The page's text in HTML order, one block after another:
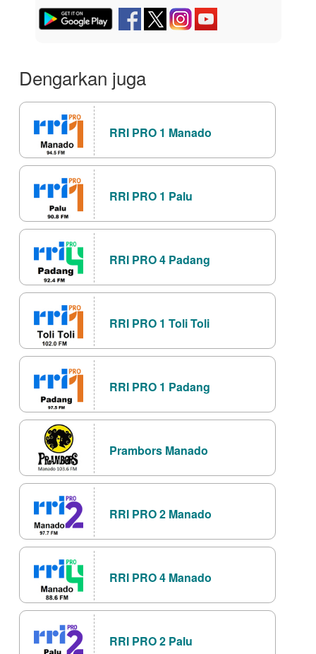
Dengarkan juga
RRI PRO 1 Manado
RRI PRO 1 Palu
RRI PRO 4 Padang
RRI PRO 1 Toli Toli
RRI PRO 1 Padang
Prambors Manado
RRI PRO 2 Manado
RRI PRO 4 Manado
RRI PRO 2 Palu